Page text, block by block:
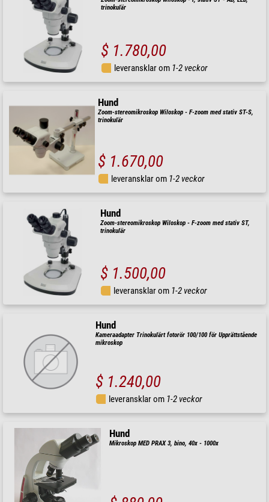
trinokulär
$ 1.780,00
leveransklar om 1-2 veckor
Hund
Zoom-stereomikroskop Wiloskop - F-zoom med stativ ST-S,
trinokulär
$ 1.670,00
leveransklar om 1-2 veckor
Hund
Zoom-stereomikroskop Wiloskop - F-zoom med stativ ST,
trinokulär
$ 1.500,00
leveransklar om 1-2 veckor
Hund
Kameraadapter Trinokulärt fotorör 100/100 för Upprättstående
mikroskop
$ 1.240,00
leveransklar om 1-2 veckor
Hund
Mikroskop MED PRAX 3, bino, 40x - 1000x